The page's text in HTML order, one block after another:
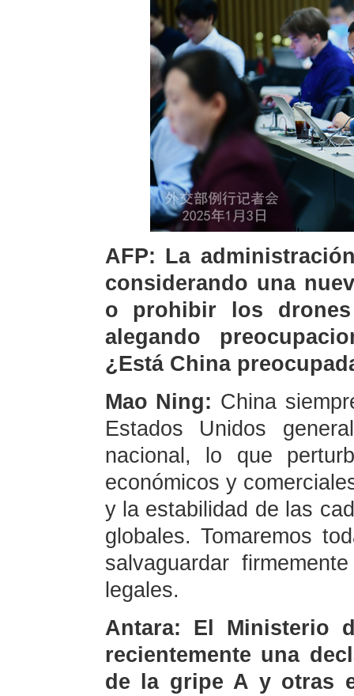
AFP: La
considerando una
o prohibir los
alegando
¿Está China
Mao Ning: China
Estados Unidos
nacional, lo que
económicos y
y la estabilidad de las
globales. Tomaremos
salvaguardar
legales.
Antara: El Ministerio
recientemente una
de la gripe A y otras